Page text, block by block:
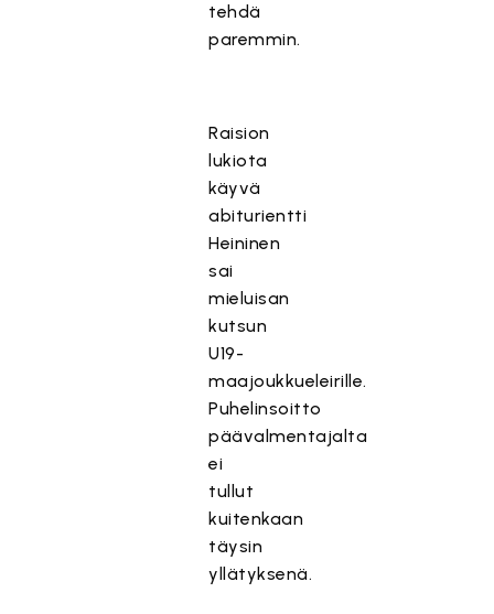
tehdä
paremmin.
Raision
lukiota
käyvä
abiturientti
Heininen
sai
mieluisan
kutsun
U19-
maajoukkueleirille.
Puhelinsoitto
päävalmentajalta
ei
tullut
kuitenkaan
täysin
yllätyksenä.